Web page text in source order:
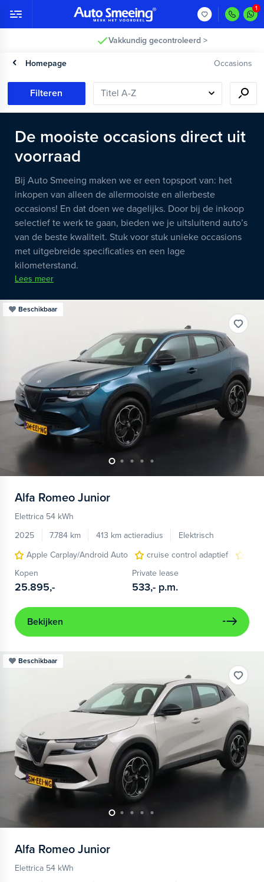
Vakkundig gecontroleerd >
Homepage Occasions
Filteren
De mooiste occasions direct uit
voorraad
Bij Auto Smeeing maken we er een topsport van: het
inkopen van alleen de allermooiste en allerbeste
occasions! En dat doen we dagelijks. Door bij de inkoop
selectief te werk te gaan, bieden we je uitsluitend auto’s
van de beste kwaliteit. Stuk voor stuk unieke occasions
met uitgebreide specificaties en een lage
kilometerstand.
Lees meer
Beschikbaar
Alfa Romeo Junior
Elettrica 54 kWh
2025
7.784 km 413 km actieradius
Elektrisch
Apple Carplay/Android Auto
cruise control adaptief
Kopen
25.895,-
Private lease
533,- p.m.
Bekijken
Beschikbaar
Alfa Romeo Junior
Elettrica 54 kWh